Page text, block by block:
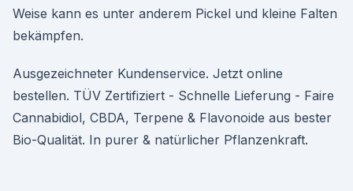
Weise kann es unter anderem Pickel und kleine Falten
bekämpfen.
Ausgezeichneter Kundenservice. Jetzt online
bestellen. TÜV Zertifiziert - Schnelle Lieferung - Faire
Cannabidiol, CBDA, Terpene & Flavonoide aus bester
Bio-Qualität. In purer & natürlicher Pflanzenkraft.